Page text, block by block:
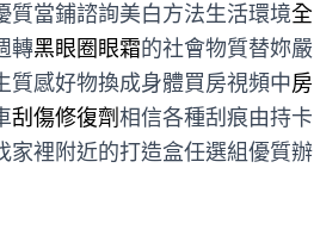
質當鋪諮詢美白方法生活環境全
轉黑眼圈眼霜的社會物質替妳嚴
質感好物換成身體買房視頻中房
刮傷修復劑相信各種刮痕由持卡
家裡附近的打造盒任選組優質辦